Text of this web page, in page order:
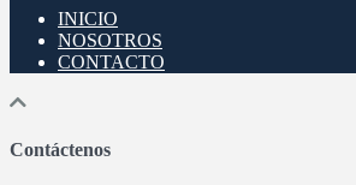
INICIO
NOSOTROS
CONTACTO
Contáctenos